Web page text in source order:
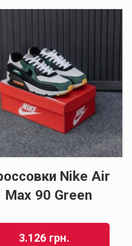
Nike Air
Max 90 Green
3.126 грн.